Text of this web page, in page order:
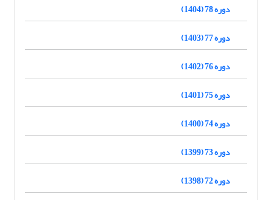
دوره 78 (1404)
دوره 77 (1403)
دوره 76 (1402)
دوره 75 (1401)
دوره 74 (1400)
دوره 73 (1399)
دوره 72 (1398)